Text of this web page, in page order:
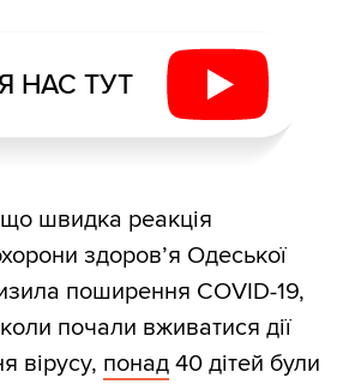
НАС ТУТ
швидка реакція
здоров’я Одеської
поширення COVID-19,
почали вживатися дії
вірусу, понад 40 дітей були